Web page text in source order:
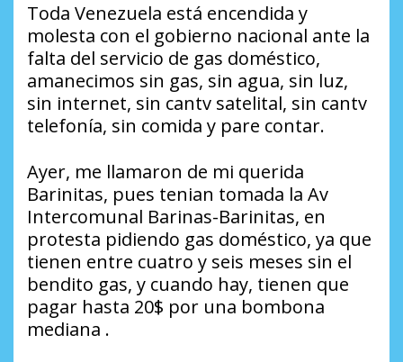
Toda Venezuela está encendida y
molesta con el gobierno nacional ante la
falta del servicio de gas doméstico,
amanecimos sin gas, sin agua, sin luz,
sin internet, sin cantv satelital, sin cantv
telefonía, sin comida y pare contar.
Ayer, me llamaron de mi querida
Barinitas, pues tenian tomada la Av
Intercomunal Barinas-Barinitas, en
protesta pidiendo gas doméstico, ya que
tienen entre cuatro y seis meses sin el
bendito gas, y cuando hay, tienen que
pagar hasta 20$ por una bombona
mediana .